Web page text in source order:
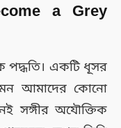
a Grey
পদ্ধতি। একটি ধূসর
আমাদের কোনো
সঙ্গীর অযৌক্তিক